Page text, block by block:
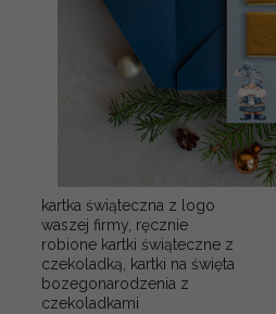
kartka świąteczna z logo
waszej firmy, ręcznie
robione kartki świąteczne z
czekoladką, kartki na święta
bozegonarodzenia z
czekoladkami